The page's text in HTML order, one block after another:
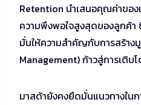
Retention นำเสนอคุณค่าขอ
ความพึงพอใจสูงสุดของลูกค้
มั่นให้ความสำคัญกับการสร้าง
Management) ก้าวสู่การเติบ
มาสด้ายังคงยึดมั่นแนวทางใน